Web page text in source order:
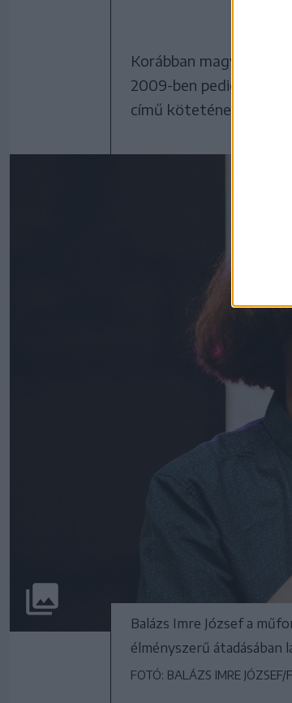
Korábban magyarra
2009-ben pedig
című kötetének román
Balázs Imre József a
élményszerű átadásában
FOTÓ: BALÁZS IMRE JÓZSEF/